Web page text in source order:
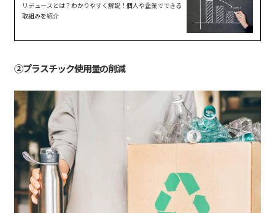
リデュースとは？わかりやすく解説！個人や企業でできる
取組みを紹介
②プラスチック使用量の削減